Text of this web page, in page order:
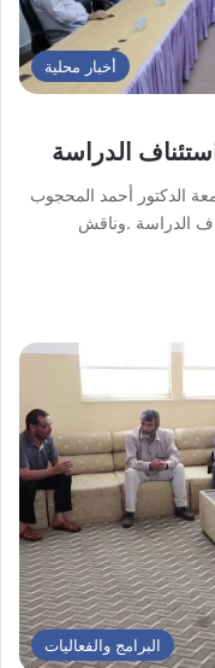
أخبار محلية
الدراسة
الدكتور أحمد المحجوب
الدراسة .وناقش
البرامج والفعاليات